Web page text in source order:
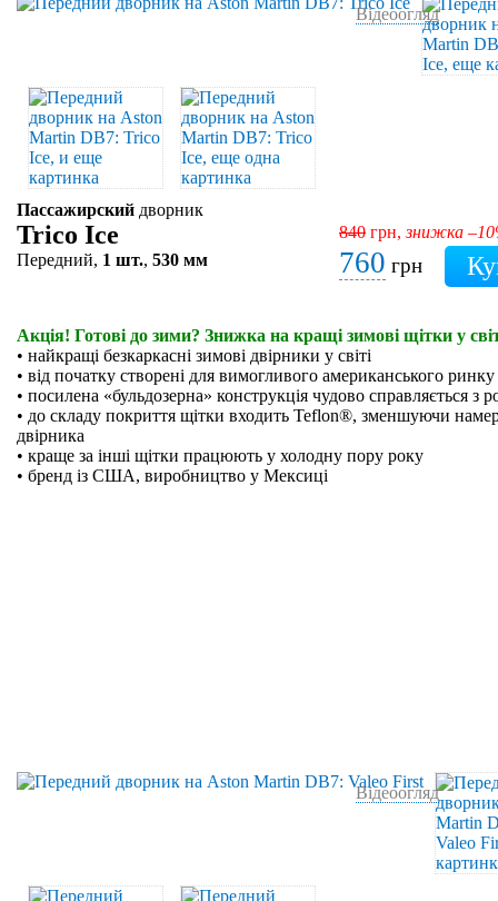
Відеоогляд
Пассажирский дворник
Trico Ice
Передний, 1 шт., 530 мм
840 грн,знижка
760 грн
Акція! Готові до зими? Знижка на кращі зимові щітки у
• найкращі безкаркасні зимові двірники у світі
• від початку створені для вимогливого американського ринку
• посилена «бульдозерна» конструкція чудово справляється з
• до складу покриття щітки входить Teflon®, зменшуючи
двірника
• краще за інші щітки працюють у холодну пору року
• бренд із США, виробництво у Мексиці
Відеоогляд